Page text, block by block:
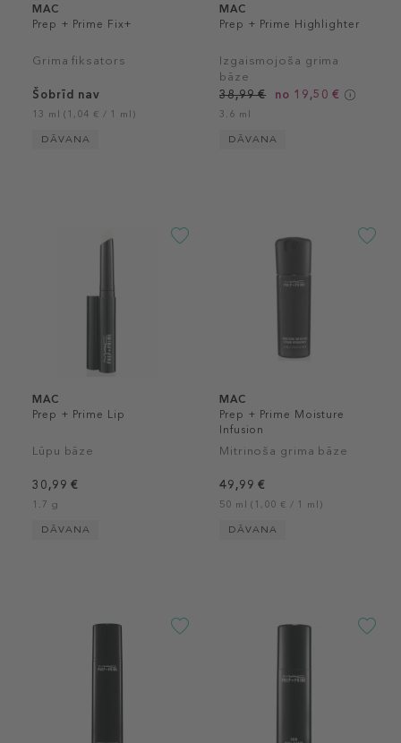
MAC
Prep + Prime Fix+
Grima fiksators
Šobrīd nav
13 ml (1,04 € / 1 ml)
DĀVANA
MAC
Prep + Prime Highlighter
Izgaismojoša grima
bāze
38,99 €
no 19,50 €
3.6 ml
DĀVANA
MAC
Prep + Prime Lip
Lūpu bāze
30,99 €
1.7 g
DĀVANA
MAC
Prep + Prime Moisture
Infusion
Mitrinoša grima bāze
49,99 €
50 ml (1,00 € / 1 ml)
DĀVANA